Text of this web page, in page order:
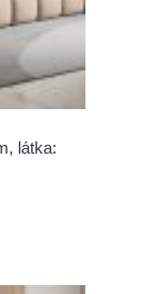
látka: